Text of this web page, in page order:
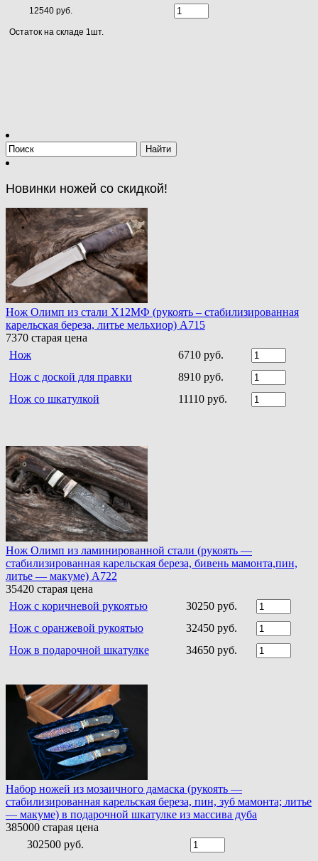
12540 руб.
Остаток на складе 1шт.
Новинки ножей со скидкой!
Нож Олимп из стали Х12МФ (рукоять – стабилизированная
карельская береза, литье мельхиор) A715
7370 старая цена
Нож
6710 руб.
Нож с доской для правки
8910 руб.
Нож со шкатулкой
11110 руб.
Нож Олимп из ламинированной стали (рукоять —
стабилизированная карельская береза, бивень мамонта,пин,
литье — макуме) A722
35420 старая цена
Нож c коричневой рукоятью
30250 руб.
Нож с оранжевой рукоятью
32450 руб.
Нож в подарочной шкатулке
34650 руб.
Набор ножей из мозаичного дамаска (рукоять —
стабилизированная карельская береза, пин, зуб мамонта; литье
— макуме) в подарочной шкатулке из массива дуба
385000 старая цена
302500 руб.